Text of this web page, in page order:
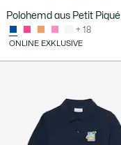
Polohemd aus Petit Piqué
+ 18
ONLINE EXKLUSIVE